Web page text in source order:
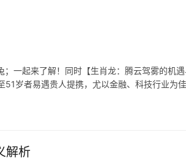
一起来了解！同时【生肖龙：腾云驾雾的机
岁者易遇贵人提携，尤以金融、科技行业为
解析